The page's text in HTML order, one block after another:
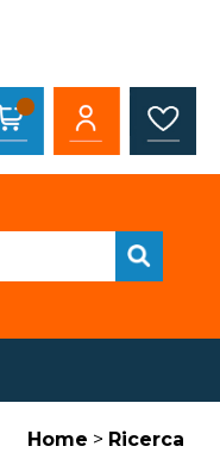
Home > Ricerca